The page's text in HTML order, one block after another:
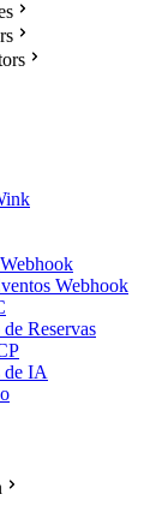
Webhook
Reservas
de IA